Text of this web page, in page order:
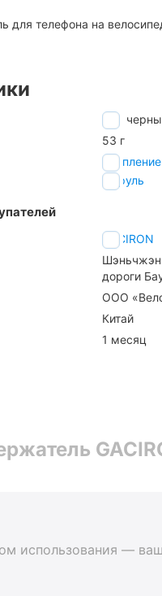
для телефона на
53 г
на руль
GACIRON
дороги
ООО
Китай
1 месяц
использования —